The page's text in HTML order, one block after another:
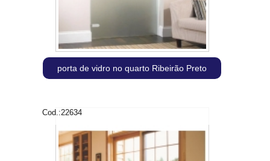
porta de vidro no quarto Ribeirão Preto
Cod.:22634